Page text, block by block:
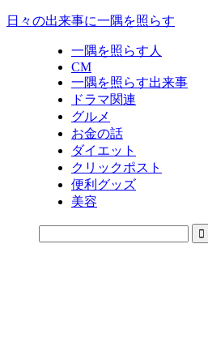
日々の出来事に一隅を照らす
一隅を照らす人
CM
一隅を照らす出来事
ドラマ関連
グルメ
お金の話
ダイエット
クリックポスト
便利グッズ
美容